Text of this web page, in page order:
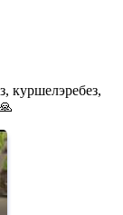
куршелэребез,